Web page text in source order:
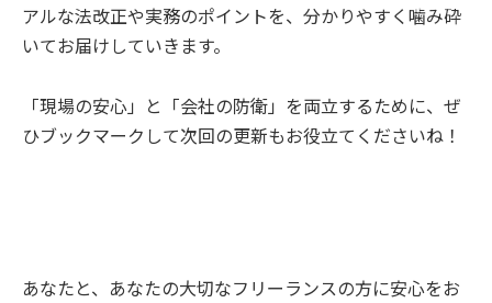
アルな法改正や実務のポイントを、分かりやすく噛み砕
いてお届けしていきます。
「現場の安心」と「会社の防衛」を両立するために、ぜ
ひブックマークして次回の更新もお役立てくださいね！
あなたと、あなたの大切なフリーランスの方に安心をお